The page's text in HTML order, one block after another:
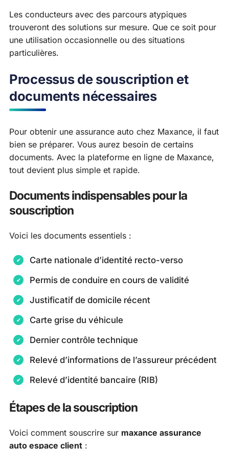
Les conducteurs avec des parcours atypiques
trouveront des solutions sur mesure. Que ce soit pour
une utilisation occasionnelle ou des situations
particulières.
Processus de souscription et
documents nécessaires
Pour obtenir une assurance auto chez Maxance, il faut
bien se préparer. Vous aurez besoin de certains
documents. Avec la plateforme en ligne de Maxance,
tout devient plus simple et rapide.
Documents indispensables pour la
souscription
Voici les documents essentiels :
Carte nationale d’identité recto-verso
Permis de conduire en cours de validité
Justificatif de domicile récent
Carte grise du véhicule
Dernier contrôle technique
Relevé d’informations de l’assureur précédent
Relevé d’identité bancaire (RIB)
Étapes de la souscription
Voici comment souscrire sur maxance assurance
auto espace client :